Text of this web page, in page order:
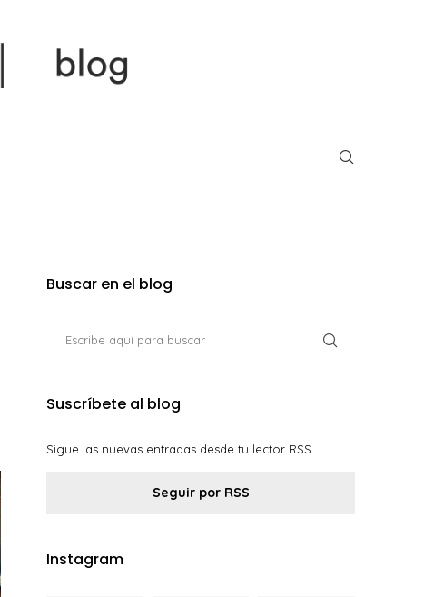
Buscar en el blog
Suscríbete al blog
Sigue las nuevas entradas desde tu lector RSS.
Seguir por RSS
Instagram